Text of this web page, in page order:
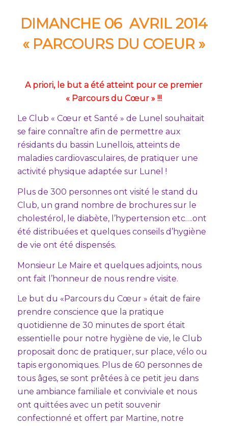
DIMANCHE 06 AVRIL 2014
« PARCOURS DU COEUR »
A priori, le but a été atteint pour ce premier
« Parcours du Cœur » !!!
Le Club « Cœur et Santé » de Lunel souhaitait
se faire connaître afin de permettre aux
résidants du bassin Lunellois, atteints de
maladies cardiovasculaires, de pratiquer une
activité physique adaptée sur Lunel !
Plus de 300 personnes ont visité le stand du
Club, un grand nombre de brochures sur le
cholestérol, le diabète, l’hypertension etc….ont
été distribuées et quelques conseils d’hygiène
de vie ont été dispensés.
Monsieur Le Maire et quelques adjoints, nous
ont fait l’honneur de nous rendre visite.
Le but du «Parcours du Cœur » était de faire
prendre conscience que la pratique
quotidienne de 30 minutes de sport était
essentielle pour notre hygiène de vie, le Club
proposait donc de pratiquer, sur place, vélo ou
tapis ergonomiques. Plus de 60 personnes de
tous âges, se sont prêtées à ce petit jeu dans
une ambiance familiale et conviviale et nous
ont quittées avec un petit souvenir
confectionné et offert par Martine, notre